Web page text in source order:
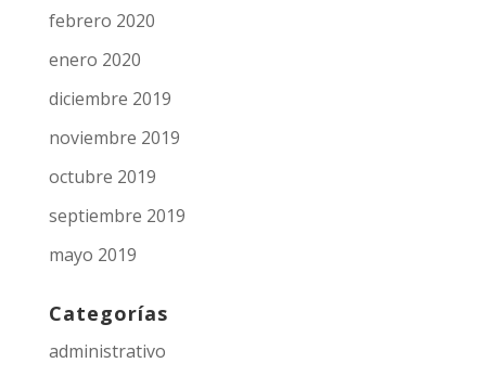
febrero 2020
enero 2020
diciembre 2019
noviembre 2019
octubre 2019
septiembre 2019
mayo 2019
Categorías
administrativo